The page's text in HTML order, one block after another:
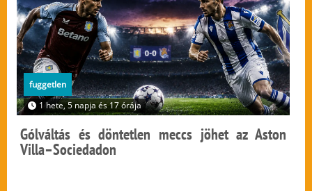
fuggetlen
1 hete, 5 napja és 17 órája
Gólváltás és döntetlen meccs jöhet az Aston
Villa–Sociedadon